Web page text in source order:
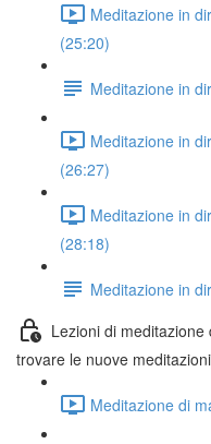
Meditazione in
(25:20)
Meditazione in
Meditazione in
(26:27)
Meditazione in
(28:18)
Meditazione in
Lezioni di
trovare le nuove
Meditazione di